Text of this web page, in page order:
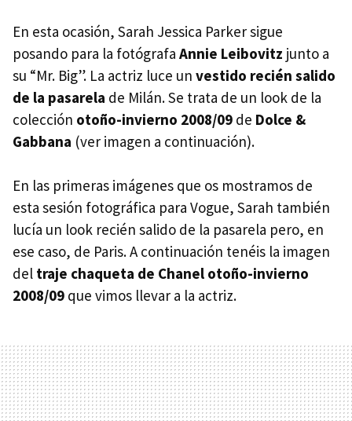
En esta ocasión, Sarah Jessica Parker sigue
posando para la fotógrafa Annie Leibovitz junto a
su “Mr. Big”. La actriz luce un vestido recién salido
de la pasarela de Milán. Se trata de un look de la
colección otoño-invierno 2008/09 de Dolce &
Gabbana (ver imagen a continuación).
En las primeras imágenes que os mostramos de
esta sesión fotográfica para Vogue, Sarah también
lucía un look recién salido de la pasarela pero, en
ese caso, de Paris. A continuación tenéis la imagen
del traje chaqueta de Chanel otoño-invierno
2008/09 que vimos llevar a la actriz.